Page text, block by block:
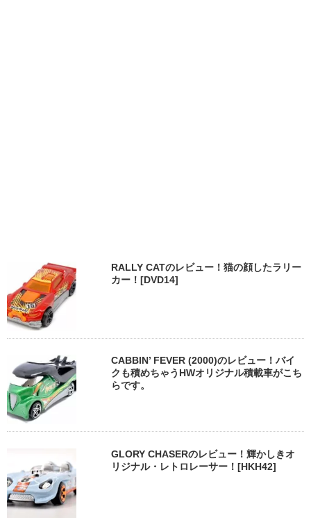
RALLY CATのレビュー！猫の顔したラリー
カー！[DVD14]
CABBIN’ FEVER (2000)のレビュー！バイ
クも積めちゃうHWオリジナル積載車がこち
らです。
GLORY CHASERのレビュー！輝かしきオ
リジナル・レトロレーサー！[HKH42]